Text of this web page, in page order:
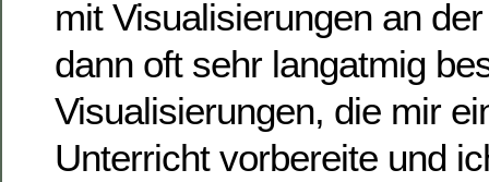
mit Visualisierungen an
dann oft sehr langatmig
Visualisierungen, die mir
Unterricht vorbereite und